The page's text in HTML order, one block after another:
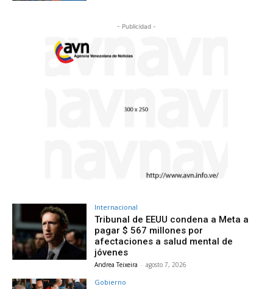
- Publicidad -
Internacional
Tribunal de EEUU condena a Meta a
pagar $ 567 millones por
afectaciones a salud mental de
jóvenes
Andrea Teixeira - agosto 7, 2026
Gobierno